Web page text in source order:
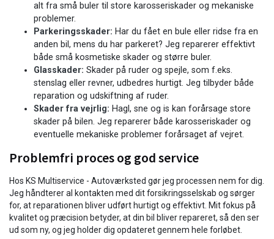
alt fra små buler til store karosseriskader og mekaniske
problemer.
Parkeringsskader: Har du fået en bule eller ridse fra en
anden bil, mens du har parkeret? Jeg reparerer effektivt
både små kosmetiske skader og større buler.
Glasskader: Skader på ruder og spejle, som f.eks.
stenslag eller revner, udbedres hurtigt. Jeg tilbyder både
reparation og udskiftning af ruder.
Skader fra vejrlig: Hagl, sne og is kan forårsage store
skader på bilen. Jeg reparerer både karosseriskader og
eventuelle mekaniske problemer forårsaget af vejret.
Problemfri proces og god service
Hos KS Multiservice - Autoværksted gør jeg processen nem for dig.
Jeg håndterer al kontakten med dit forsikringsselskab og sørger
for, at reparationen bliver udført hurtigt og effektivt. Mit fokus på
kvalitet og præcision betyder, at din bil bliver repareret, så den ser
ud som ny, og jeg holder dig opdateret gennem hele forløbet.